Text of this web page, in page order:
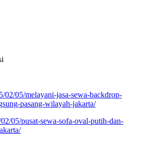
02/05/melayani-jasa-sewa-backdrop-
pasang-wilayah-jakarta/
05/pusat-sewa-sofa-oval-putih-dan-